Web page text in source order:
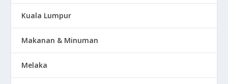
Kuala Lumpur
Makanan & Minuman
Melaka